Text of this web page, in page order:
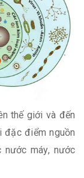
thế giới và đến
đặc điểm nguồn
máy, nước